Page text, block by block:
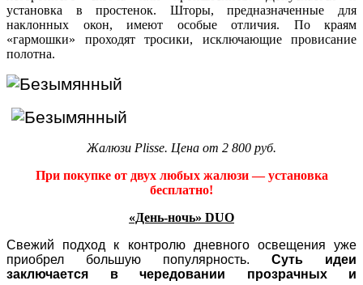
установка в простенок. Шторы, предназначенные для
наклонных окон, имеют особые отличия. По краям
«гармошки» проходят тросики, исключающие провисание
полотна.
Жалюзи Plisse. Цена от 2 800 руб.
При покупке от двух любых жалюзи — установка
бесплатно!
«День-ночь» DUO
Свежий подход к контролю дневного освещения уже
приобрел большую популярность. Суть идеи
заключается в
чередовании прозрачных и